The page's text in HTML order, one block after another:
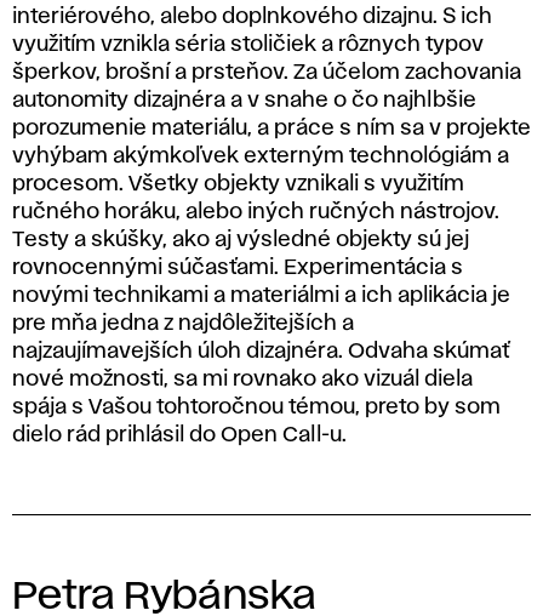
interiérového, alebo doplnkového dizajnu. S ich
využitím vznikla séria stoličiek a rôznych typov
šperkov, brošní a prsteňov. Za účelom zachovania
autonomity dizajnéra a v snahe o čo najhlbšie
porozumenie materiálu, a práce s ním sa v projekte
vyhýbam akýmkoľvek externým technológiám a
procesom. Všetky objekty vznikali s využitím
ručného horáku, alebo iných ručných nástrojov.
Testy a skúšky, ako aj výsledné objekty sú jej
rovnocennými súčasťami. Experimentácia s
novými technikami a materiálmi a ich aplikácia je
pre mňa jedna z najdôležitejších a
najzaujímavejších úloh dizajnéra. Odvaha skúmať
nové možnosti, sa mi rovnako ako vizuál diela
spája s Vašou tohtoročnou témou, preto by som
dielo rád prihlásil do Open Call-u.
Petra Rybánska